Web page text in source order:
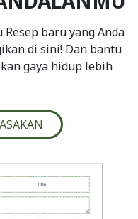
baru yang Anda
di sini! Dan bantu
gaya hidup lebih